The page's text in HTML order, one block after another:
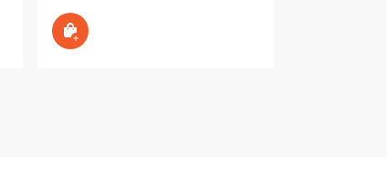
In den Warenkorb